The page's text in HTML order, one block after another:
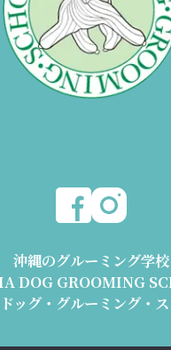
沖縄のグルーミング学校
DOG GROOMING
ッグ・グルーミング・